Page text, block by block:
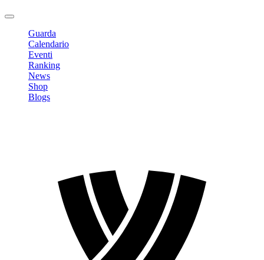
Guarda
Calendario
Eventi
Ranking
News
Shop
Blogs